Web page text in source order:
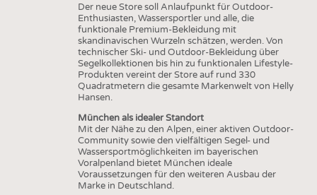
Der neue Store soll Anlaufpunkt für Outdoor-
Enthusiasten, Wassersportler und alle, die
funktionale Premium-Bekleidung mit
skandinavischen Wurzeln schätzen, werden. Von
technischer Ski- und Outdoor-Bekleidung über
Segelkollektionen bis hin zu funktionalen Lifestyle-
Produkten vereint der Store auf rund 330
Quadratmetern die gesamte Markenwelt von Helly
Hansen.
München als idealer Standort
Mit der Nähe zu den Alpen, einer aktiven Outdoor-
Community sowie den vielfältigen Segel- und
Wassersportmöglichkeiten im bayerischen
Voralpenland bietet München ideale
Voraussetzungen für den weiteren Ausbau der
Marke in Deutschland.